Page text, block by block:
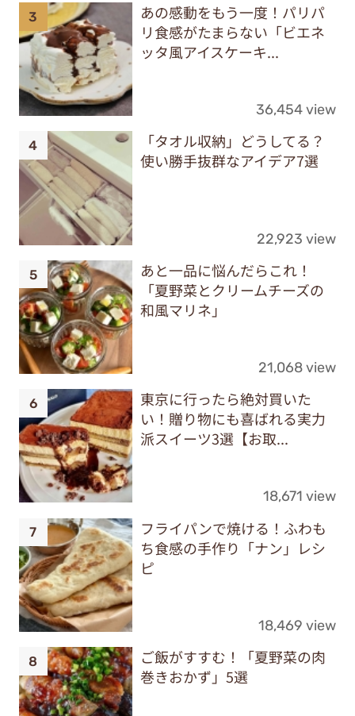
あの感動をもう一度！パリパ
リ食感がたまらない「ビエネ
ッタ風アイスケーキ...
36,454 view
「タオル収納」どうしてる？
使い勝手抜群なアイデア7選
22,923 view
あと一品に悩んだらこれ！
「夏野菜とクリームチーズの
和風マリネ」
21,068 view
東京に行ったら絶対買いた
い！贈り物にも喜ばれる実力
派スイーツ3選【お取...
18,671 view
フライパンで焼ける！ふわも
ち食感の手作り「ナン」レシ
ピ
18,469 view
ご飯がすすむ！「夏野菜の肉
巻きおかず」5選